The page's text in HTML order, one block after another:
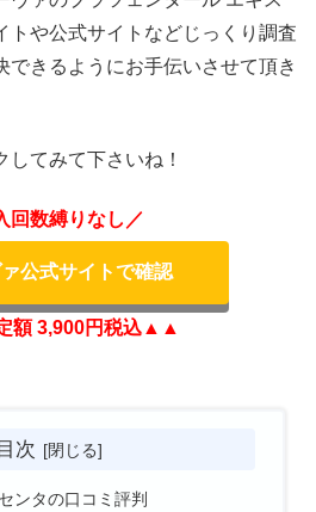
トや公式サイトなどじっくり調査
できるようにお手伝いさせて頂き
てみて下さいね！
回数縛りなし／
公式サイトで確認
額 3,900円税込▲▲
目次
ンタの口コミ評判